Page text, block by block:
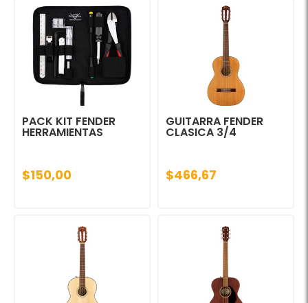
PACK KIT FENDER
HERRAMIENTAS
$150,00
GUITARRA FENDER
CLASICA 3/4
$466,67